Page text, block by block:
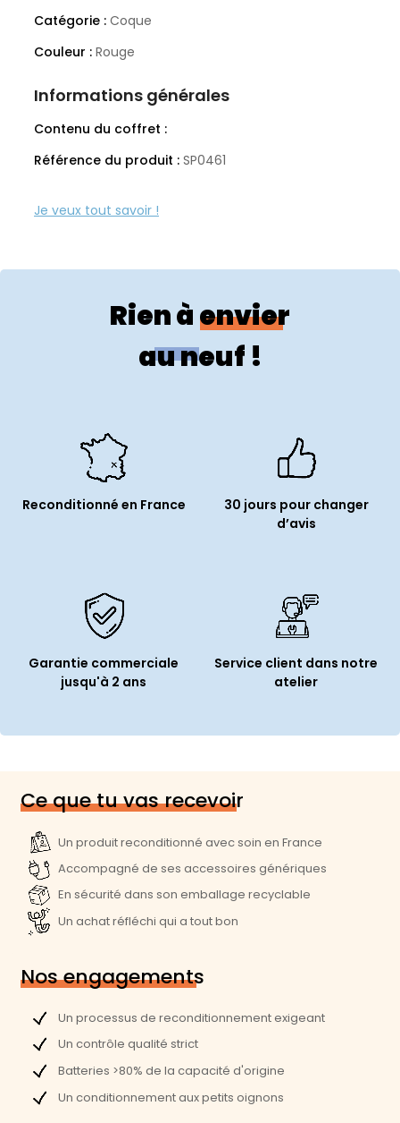
Catégorie : Coque
Couleur : Rouge
Informations générales
Contenu du coffret :
Référence du produit : SP0461
Rien à envier
au neuf !
Reconditionné en France
30 jours pour changer
d’avis
Garantie commerciale
jusqu'à 2 ans
Service client dans notre
atelier
Ce que tu vas recevoir
Un produit reconditionné avec soin en France
Accompagné de ses accessoires génériques
En sécurité dans son emballage recyclable
Un achat réfléchi qui a tout bon
Nos engagements
Un processus de reconditionnement exigeant
Un contrôle qualité strict
Batteries >80% de la capacité d'origine
Un conditionnement aux petits oignons